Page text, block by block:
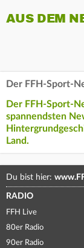
AUS DEM
Der FFH-Sport-
Der FFH-Sport-
spannendsten
Land.
Du bist hier:
RADIO
FFH Live
80er Radio
90er Radio